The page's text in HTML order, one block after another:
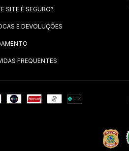
SITE É SEGURO?
E DEVOLUÇÕES
FREQUENTES